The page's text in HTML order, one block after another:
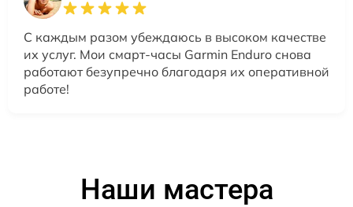
С каждым разом убеждаюсь в высоком качестве
их услуг. Мои смарт-часы Garmin Enduro снова
работают безупречно благодаря их оперативной
работе!
Наши мастера